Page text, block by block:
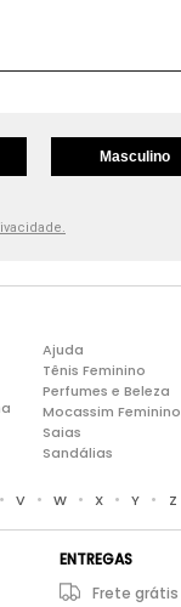
Masculino
Ajuda
Tênis Feminino
Perfumes e Beleza
Mocassim Feminino
Saias
Sandálias
• V • W • X • Y • Z
ENTREGAS
Frete grátis